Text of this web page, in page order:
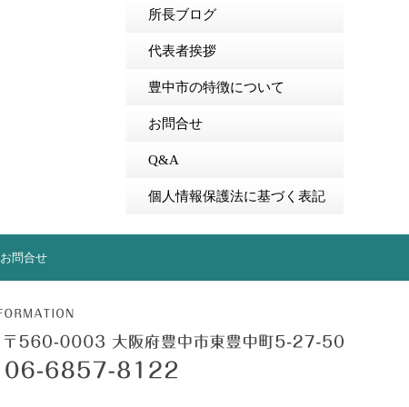
所長ブログ
代表者挨拶
豊中市の特徴について
お問合せ
Q&A
個人情報保護法に基づく表記
お問合せ